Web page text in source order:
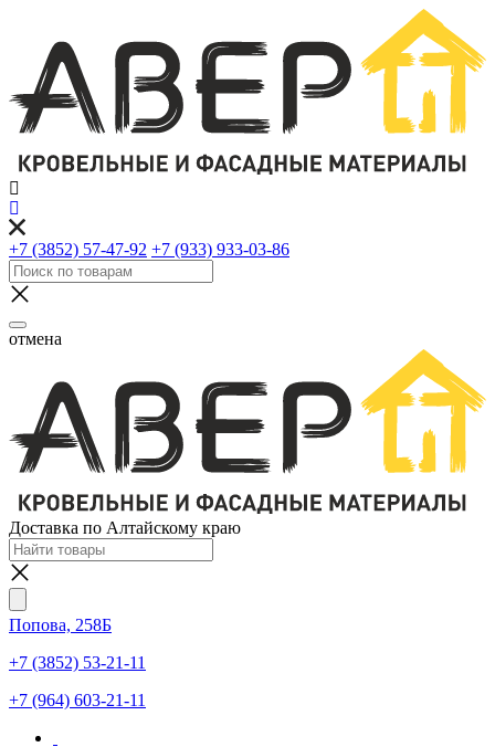
+7 (3852) 57-47-92 +7 (933) 933-03-86
отмена
Доставка по Алтайскому краю
Попова, 258Б
+7 (3852) 53-21-11
+7 (964) 603-21-11